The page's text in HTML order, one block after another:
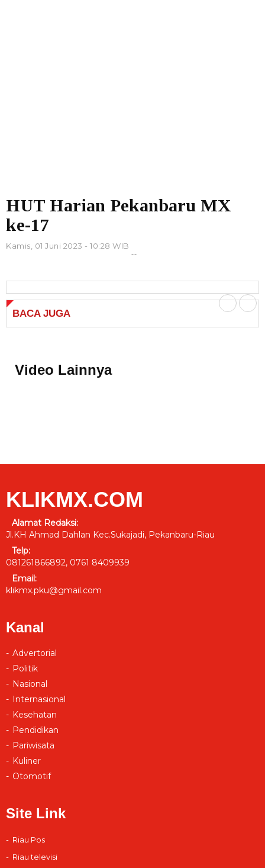
HUT Harian Pekanbaru MX
ke-17
Kamis, 01 Juni 2023 - 10:28 WIB
BACA JUGA
Video Lainnya
KLIKMX.COM
Alamat Redaksi:
Jl.KH Ahmad Dahlan Kec.Sukajadi, Pekanbaru-Riau
Telp:
081261866892, 0761 8409939
Email:
klikmx.pku@gmail.com
Kanal
Advertorial
Politik
Nasional
Internasional
Kesehatan
Pendidikan
Pariwisata
Kuliner
Otomotif
Site Link
Riau Pos
Riau televisi